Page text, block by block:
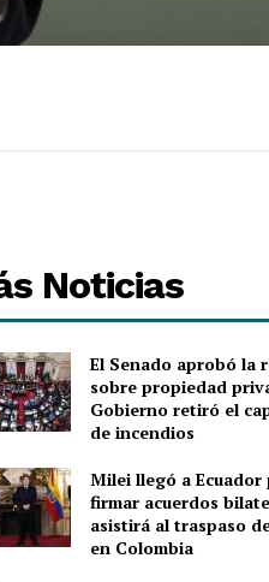
Noticias
El Senado aprobó la
sobre propiedad
Gobierno retiró el
de incendios
Milei llegó a Ecuador
firmar acuerdos
asistirá al traspaso
en Colombia